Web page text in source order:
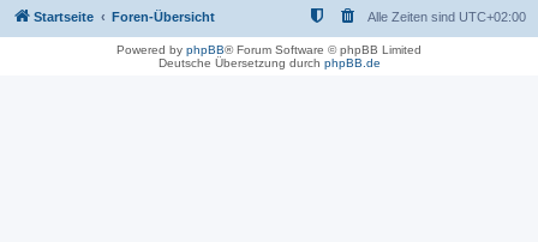
Startseite Foren-Übersicht Alle Zeiten sind UTC+02:00
Powered by phpBB® Forum Software © phpBB Limited
Deutsche Übersetzung durch phpBB.de